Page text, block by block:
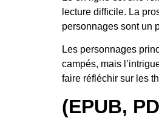
lecture difficile. La
personnages sont un
Les personnages
campés, mais
faire réfléchir sur les
(EPUB,